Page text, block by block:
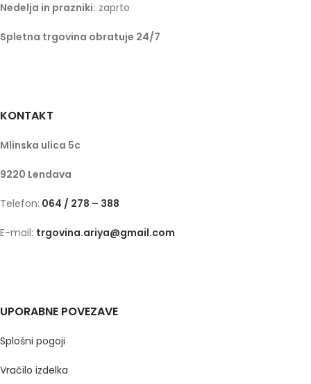
Nedelja in prazniki: zaprto
Spletna trgovina obratuje 24/7
KONTAKT
Mlinska ulica 5c
9220 Lendava
Telefon: 064 / 278 – 388
E-mail: trgovina.ariya@gmail.com
UPORABNE POVEZAVE
Splošni pogoji
Vračilo izdelka